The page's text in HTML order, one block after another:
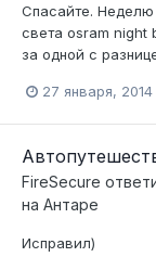
Спасайте.
света osram night
за одной с
27 января, 2014
FireSecure
на Антаре
Исправил)